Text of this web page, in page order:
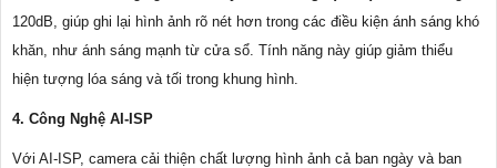
120dB, giúp ghi lại hình ảnh rõ nét hơn trong các điều kiện ánh sáng khó
khăn, như ánh sáng mạnh từ cửa sổ. Tính năng này giúp giảm thiểu
hiện tượng lóa sáng và tối trong khung hình.
4. Công Nghệ AI-ISP
Với AI-ISP, camera cải thiện chất lượng hình ảnh cả ban ngày và ban